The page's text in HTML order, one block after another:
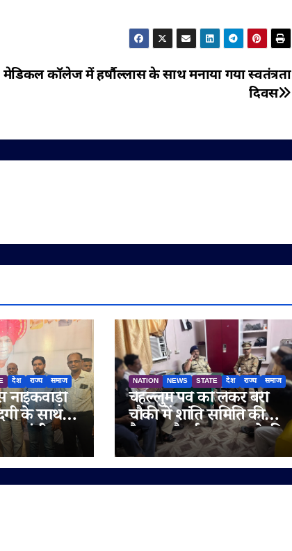
मेडिकल कॉलेज में हर्षौल्लास के साथ मनाया गया स्वतंत्रता
दिवस
देश राज्य समाज
के साथ
समेत कई
दी
NATION NEWS STATE देश राज्य समाज
चेहल्लुम पर्व को लेकर बेरी
चौकी में शांति समिति की
बैठक, सौहार्द बनाए रखने की
अपील